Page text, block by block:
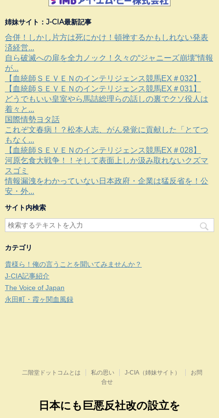
姉妹サイト：J-CIA最新記事
合併！しかし片方は死にかけ！頓挫するかもしれない発表
済経営...
自ら破滅への扉を全力ノック！久々の“ジャニーズ崩壊”情報
が...
【血統師ＳＥＶＥＮのインテリジェンス競馬EX＃032】
【血統師ＳＥＶＥＮのインテリジェンス競馬EX＃031】
どうでもいい皇室やら馬詰総理らの話しの裏でクソ役人は
着々と...
国際情勢ヨタ話
これぞ文春病！？松本人志、がん発覚に貢献した「とてつ
もなく...
【血統師ＳＥＶＥＮのインテリジェンス競馬EX＃028】
河原乞食大戦争！！そして表面上しか汲み取れないクズマ
スゴミ
情報漏洩をわかっていない日本政府・企業は猛反省を！公
安・外...
サイト内検索
カテゴリ
貴様ら！俺の言うことを聞いてみませんか？
J-CIA記事紹介
The Voice of Japan
永田町・霞ヶ関血風録